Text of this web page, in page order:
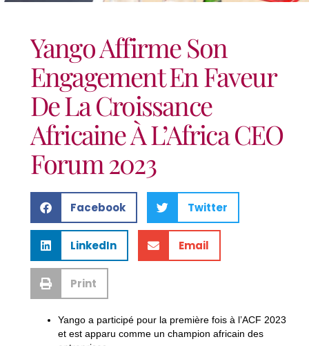
Yango Affirme Son
Engagement En Faveur
De La Croissance
Africaine À L’Africa CEO
Forum 2023
Facebook Twitter
LinkedIn Email
Print
Yango a participé pour la première fois à l’ACF 2023
et est apparu comme un champion africain des